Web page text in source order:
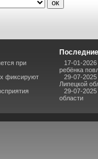
при
фиксируют
17-01-
ребёнка
29-07-
Липецкой
29-07-
области